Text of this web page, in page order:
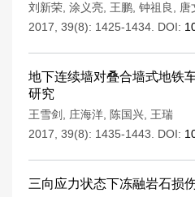
刘新荣 涂义亮 王鹏 钟祖良 唐
2017, 39(8): 1425-1434. DOI:
地下连续墙对叠合墙式地铁
研究
王雪剑 庄海洋 陈国兴 王瑞
2017, 39(8): 1435-1443.
DOI:
三向应力状态下冻融岩石损